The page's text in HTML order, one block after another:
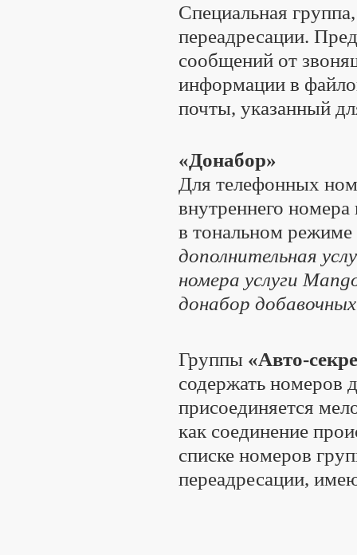
Специальная
переадресации.
сообщений от
информации в
почты, указанный
«Донабор»
Для телефонных
внутреннего
в тональном
дополнительная
номера услуги
донабор
Группы «Авто-
содержать номеров
присоединяется
как соединение
списке номеров
переадресации,